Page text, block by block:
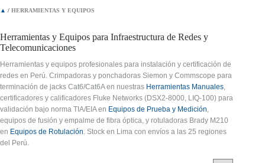
▲ / HERRAMIENTAS Y EQUIPOS
Herramientas y Equipos para Infraestructura de Redes y
Telecomunicaciones
Herramientas y equipos profesionales para instalación y certificación de
redes en Perú. Crimpadoras y ponchadoras Siemon y Commscope para
terminación de jacks Cat6/Cat6A en nuestras Herramientas Manuales,
certificadores y calificadores Fluke Networks (DSX2-8000, LIQ-100) para
validación bajo norma TIA/EIA en Equipos de Prueba y Medición,
equipos de fusión y empalme de fibra óptica, y rotuladoras Brady M210
en Equipos de Rotulación. Stock en Lima con envíos a las 25 regiones
del Perú.